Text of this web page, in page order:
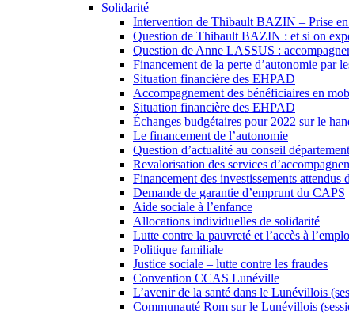
Solidarité
Intervention de Thibault BAZIN – Prise en
Question de Thibault BAZIN : et si on
Question de Anne LASSUS :
Financement de la perte d’autonomie par
Situation financière des EHPAD
Accompagnement des bénéficiaires en
Situation financière des EHPAD
Échanges budgétaires pour 2022 sur le
Le financement de l’autonomie
Question d’actualité au conseil
Revalorisation des services
Financement des investissements attendus
Demande de garantie d’emprunt du CAPS
Aide sociale à l’enfance
Allocations individuelles de solidarité
Lutte contre la pauvreté et l’accès à
Politique familiale
Justice sociale – lutte contre les fraudes
Convention CCAS Lunéville
L’avenir de la santé dans le Lunévillois
Communauté Rom sur le Lunévillois